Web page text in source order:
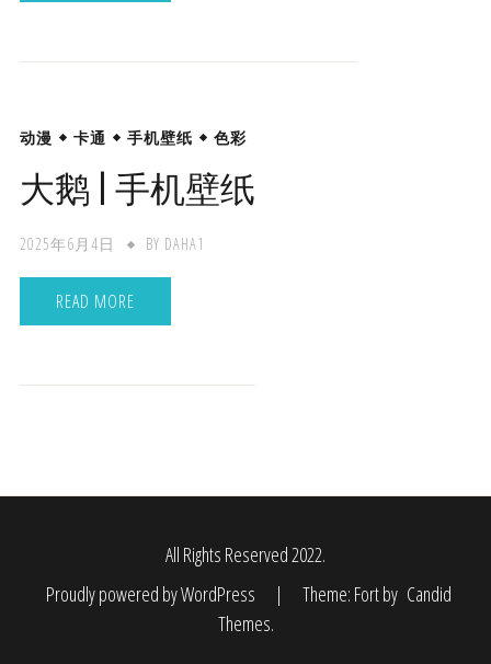
动漫 卡通 手机壁纸 色彩
大鹅 | 手机壁纸
2025年6月4日 BY DAHA1
READ MORE
All Rights Reserved 2022.
Proudly powered by WordPress
| Theme: Fort by Candid
Themes.